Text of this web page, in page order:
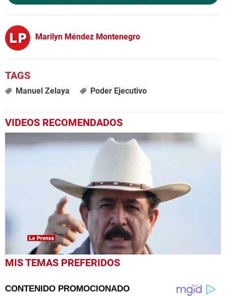
Marilyn Méndez Montenegro
Manuel Zelaya Poder Ejecutivo
VIDEOS RECOMENDADOS
0
seconds
minute,
MIS TEMAS PREFERIDOS